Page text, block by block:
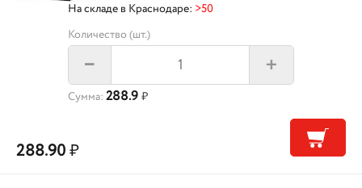
На складе в Краснодаре: >50
Количество (шт.)
– +
Сумма: 288.9 ₽
288.90₽